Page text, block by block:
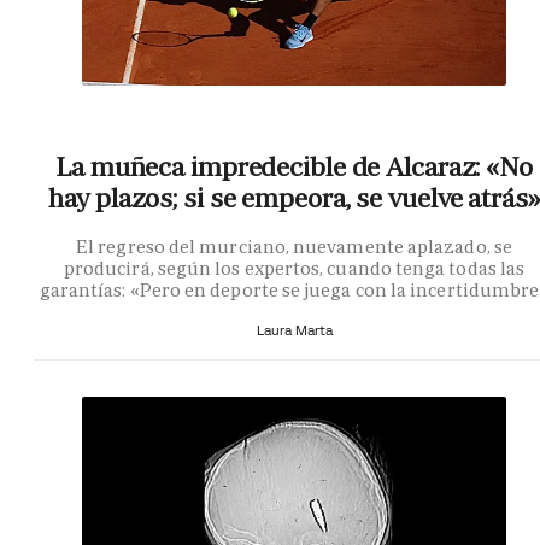
La muñeca impredecible de Alcaraz: «No
hay plazos; si se empeora, se vuelve atrás»
El regreso del murciano, nuevamente aplazado, se
producirá, según los expertos, cuando tenga todas las
garantías: «Pero en deporte se juega con la
Laura Marta